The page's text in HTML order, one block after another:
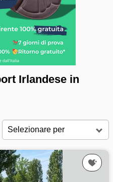
Irlandese in